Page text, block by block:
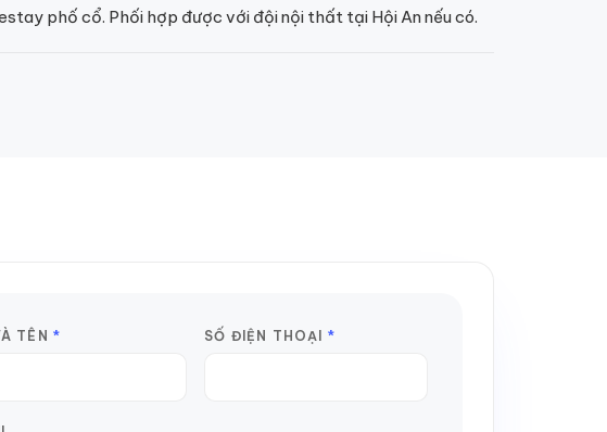
phố cổ. Phối hợp được với đội nội thất tại Hội An nếu có.
TÊN * SỐ ĐIỆN THOẠI *